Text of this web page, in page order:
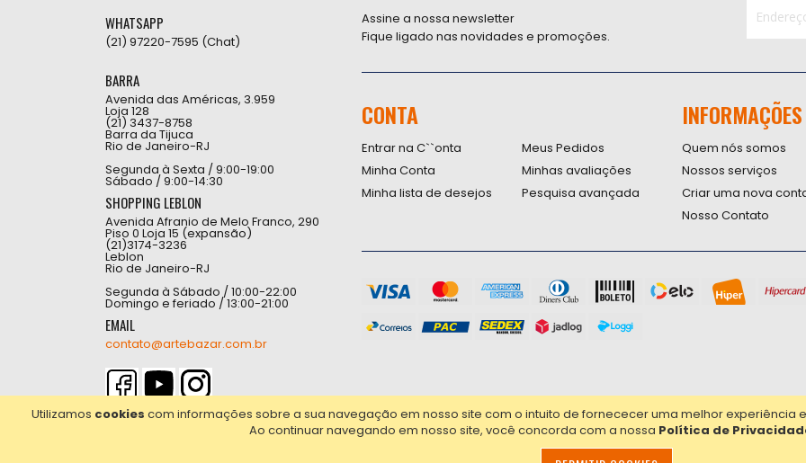
Utilizamos cookies com informações sobre a sua navegação em nosso site com o intuito de fornececer uma melhor experiência
Ao continuar navegando em nosso site, você concorda com a nossa Política de
WHATSAPP
(21) 97220-7595 (Chat)
BARRA
Avenida das Américas, 3.959
Loja 128
(21) 3437-8758
Barra da Tijuca
Rio de Janeiro-RJ
Segunda à Sexta / 9:00-19:00
Sábado / 9:00-14:30
SHOPPING LEBLON
Avenida Afranio de Melo Franco, 290
Piso 0 Loja 15 (expansão)
(21)3174-3236
Leblon
Rio de Janeiro-RJ
Segunda à Sábado / 10:00-22:00
Domingo e feriado / 13:00-21:00
EMAIL
contato@artebazar.com.br
Assine a nossa newsletter
Fique ligado nas novidades e promoções.
nossa
Newsletter:
CONTA
Entrar na C``onta
Minha Conta
Minha lista de desejos
Meus Pedidos
Minhas avaliações
Pesquisa avançada
INFORMAÇÕES
Quem nós somos
Nossos serviços
Criar uma nova
Nosso Contato